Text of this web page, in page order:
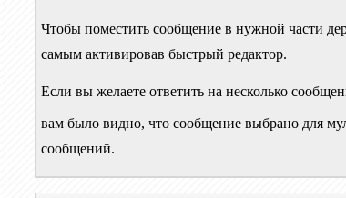
Чтобы поместить сообщение в нужной части
самым активировав быстрый редактор.
Если вы желаете ответить на несколько
вам было видно, что сообщение выбрано для
сообщений.